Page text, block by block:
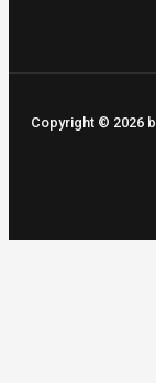
Copyright © 2026